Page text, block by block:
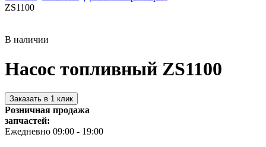
ZS1100
В наличии
Насос топливный ZS1100
Заказать в 1 клик
Розничная продажа
запчастей:
Ежедневно 09:00 - 19:00